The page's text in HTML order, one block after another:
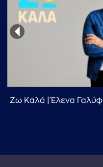
Ζω Καλά | Έλενα